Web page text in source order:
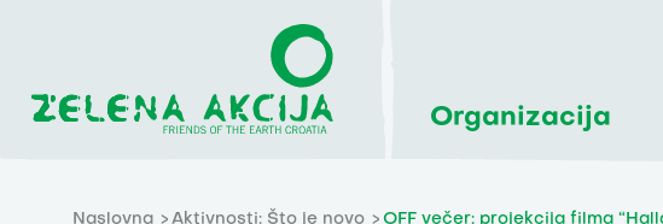
Organizacija
Naslovna Aktivnosti: Što je novo OFF večer: projekcija filma